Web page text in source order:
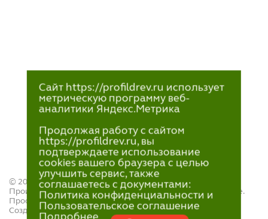
© 2021—2023
Производство и продажа пиломатериалов в Петрозаводске.
ПрофильДрев.
Создание и поддержка сайта — «Артлекс»
Сайт https://profildrev.ru использует
метрическую программу веб-
аналитики Яндекс.Метрика
Продолжая работу с сайтом
https://profildrev.ru, вы
подтверждаете использование
cookies вашего браузера с целью
улучшить сервис, также
соглашаетесь с документами:
Политика конфиденциальности и
Пользовательское соглашение